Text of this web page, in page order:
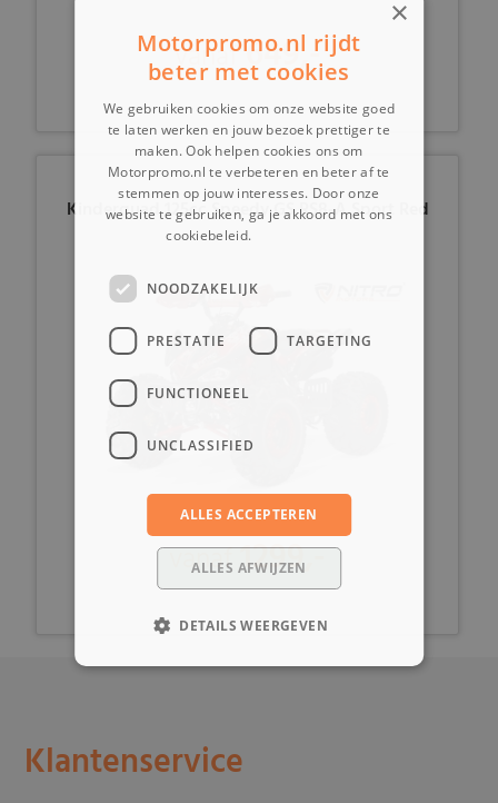
vanaf649,-
Kinderquad 125cc Speedy GS RS8-A Sport Red
vanaf1299,-
Klantenservice
×
Motorpromo.nl rijdt
beter met cookies
We gebruiken cookies om onze website goed
te laten werken en jouw bezoek prettiger te
maken. Ook helpen cookies ons om
Motorpromo.nl te verbeteren en beter af te
stemmen op jouw interesses. Door onze
website te gebruiken, ga je akkoord met ons
cookiebeleid.
NOODZAKELIJK
PRESTATIE TARGETING
FUNCTIONEEL
UNCLASSIFIED
ALLES ACCEPTEREN
ALLES AFWIJZEN
DETAILS WEERGEVEN